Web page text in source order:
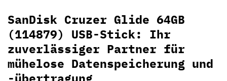
SanDisk Cruzer Glide 64GB
(114879) USB-Stick: Ihr
zuverlässiger Partner für
mühelose Datenspeicherung und
-übertragung